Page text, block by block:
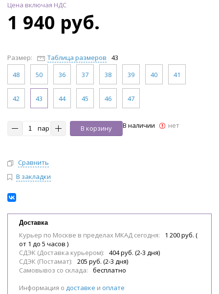
Цена включая НДС
1 940 руб.
Размер: Таблица размеров
43
48
50 36 37 38 39 40 41
42 43 44 45 46 47
пар В корзину В наличии нет
Сравнить
В закладки
Доставка
Курьер по Москве в пределах МКАД сегодня:
1 200 руб. (
от 1 до 5 часов )
СДЭК (Доставка курьером):
404 руб. (2-3 дня)
СДЭК (Постамат):
205 руб. (2-3 дня)
Самовывоз со склада:
бесплатно
Информация о доставке и оплате